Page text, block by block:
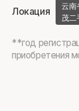
Локация
云南
茂二
**год
приобретения